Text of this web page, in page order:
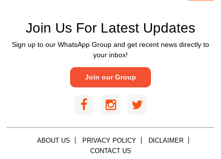
Join Us For Latest Updates
Sign up to our WhatsApp Group and get recent news directly to
your inbox!
Join our Group
ABOUT US PRIVACY POLICY
DICLAIMER
CONTACT US